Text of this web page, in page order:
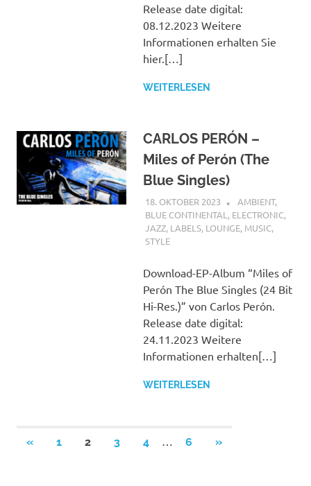
Release date digital:
08.12.2023 Weitere
Informationen erhalten Sie
hier.[…]
WEITERLESEN
CARLOS PERÓN –
Miles of Perón (The
Blue Singles)
18. OKTOBER 2023 STEFANBRAUN
AMBIENT,
BLUE CONTINENTAL , ELECTRONIC,
JAZZ, LABELS, LOUNGE, MUSIC,
STYLE
Download-EP-Album “Miles of
Perón The Blue Singles (24 Bit
Hi-Res.)” von Carlos Perón.
Release date digital:
24.11.2023 Weitere
Informationen erhalten[…]
WEITERLESEN
Seitennummerierung
«VORHERIGE
1 2 3 4 … 6
NÄCHSTE
»